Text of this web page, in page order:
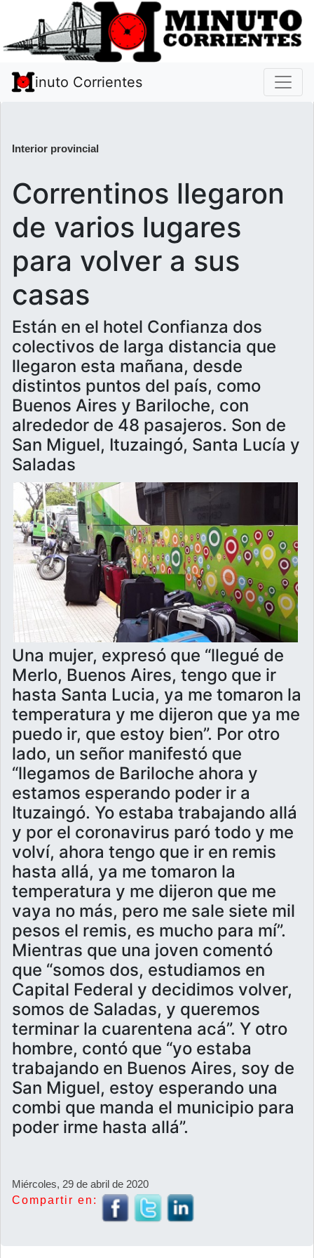
inuto Corrientes
Interior provincial
Correntinos llegaron
de varios lugares
para volver a sus
casas
Están en el hotel Confianza dos
colectivos de larga distancia que
llegaron esta mañana, desde
distintos puntos del país, como
Buenos Aires y Bariloche, con
alrededor de 48 pasajeros. Son de
San Miguel, Ituzaingó, Santa Lucía y
Saladas
Una mujer, expresó que “llegué de
Merlo, Buenos Aires, tengo que ir
hasta Santa Lucia, ya me tomaron la
temperatura y me dijeron que ya me
puedo ir, que estoy bien”. Por otro
lado, un señor manifestó que
“llegamos de Bariloche ahora y
estamos esperando poder ir a
Ituzaingó. Yo estaba trabajando allá
y por el coronavirus paró todo y me
volví, ahora tengo que ir en remis
hasta allá, ya me tomaron la
temperatura y me dijeron que me
vaya no más, pero me sale siete mil
pesos el remis, es mucho para mí”.
Mientras que una joven comentó
que “somos dos, estudiamos en
Capital Federal y decidimos volver,
somos de Saladas, y queremos
terminar la cuarentena acá”. Y otro
hombre, contó que “yo estaba
trabajando en Buenos Aires, soy de
San Miguel, estoy esperando una
combi que manda el municipio para
poder irme hasta allá”.
Miércoles, 29 de abril de 2020
Compartir en: